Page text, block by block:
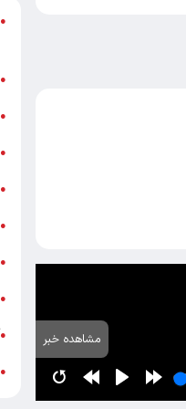
مشاهده خبر
●
●
●
●
●
●
●
●
●
●